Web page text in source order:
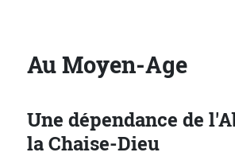
Au Moyen-Age
Une dépendance de
la Chaise-Dieu